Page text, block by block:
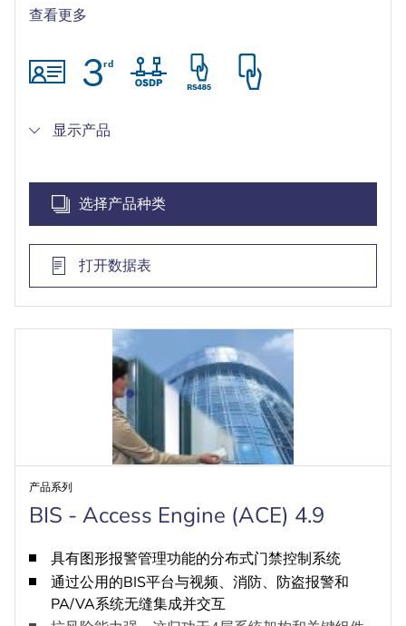
通过开放安全协议和SDK实现第三方产品集成
查看更多
显示产品
选择产品种类
打开数据表
产品系列
BIS - Access Engine (ACE) 4.9
具有图形报警管理功能的分布式门禁控制系统
通过公用的BIS平台与视频、消防、防盗报警和
PA/VA系统无缝集成并交互